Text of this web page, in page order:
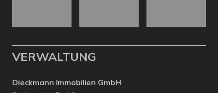
VERWALTUNG
Dieckmann Immobilien GmbH